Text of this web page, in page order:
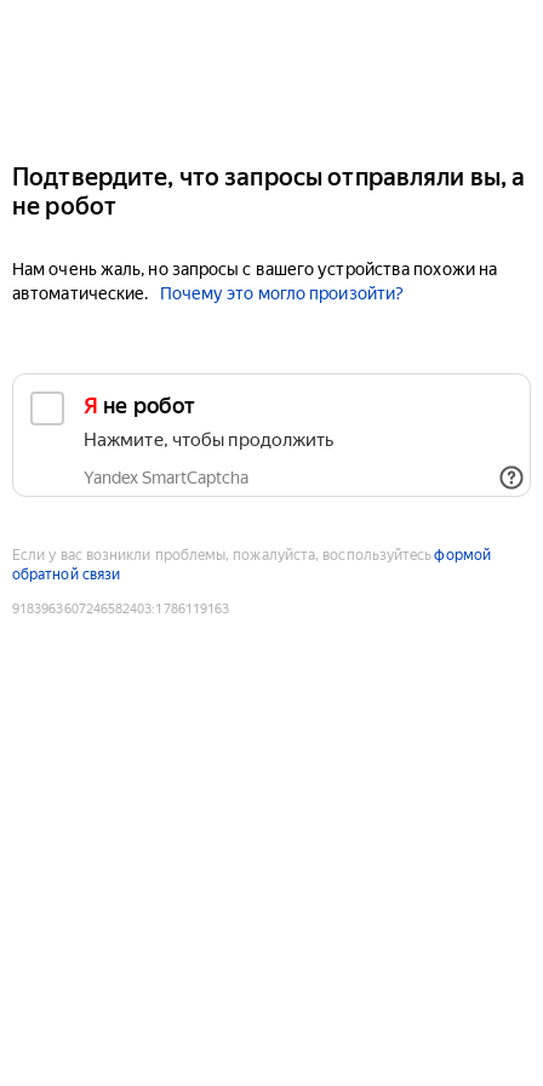
Подтвердите, что запросы отправляли вы, а
не робот
Нам очень жаль, но запросы с вашего устройства похожи на
автоматические.
Почему это могло произойти?
Я не робот
Нажмите, чтобы продолжить
Yandex SmartCaptcha
Если у вас возникли проблемы, пожалуйста, воспользуйтесьформой
обратной связи
9183963607246582403:1786119163